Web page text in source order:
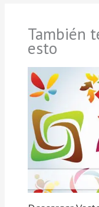
También
esto